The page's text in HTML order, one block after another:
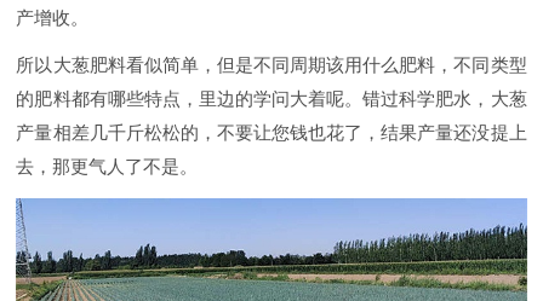
产增收。
所以大葱肥料看似简单，但是不同周期该用什么肥料，不同类型
的肥料都有哪些特点，里边的学问大着呢。错过科学肥水，大葱
产量相差几千斤松松的，不要让您钱也花了，结果产量还没提上
去，那更气人了不是。